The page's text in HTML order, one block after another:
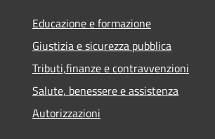
Educazione e formazione
Giustizia e sicurezza pubblica
Tributi,finanze e contravvenzioni
Salute, benessere e assistenza
Autorizzazioni